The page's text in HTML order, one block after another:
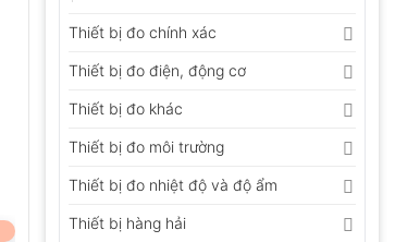
Thiết bị đo chính xác
Thiết bị đo điện, động cơ
Thiết bị đo khác
Thiết bị đo môi trường
Thiết bị đo nhiệt độ và độ ẩm
Thiết bị hàng hải